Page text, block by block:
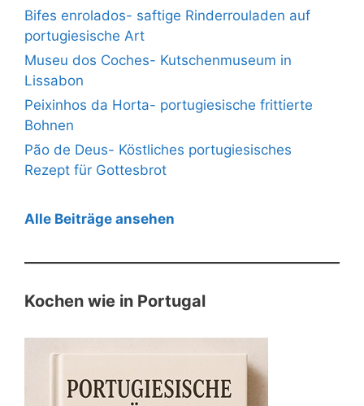
Bifes enrolados- saftige Rinderrouladen auf
portugiesische Art
Museu dos Coches- Kutschenmuseum in
Lissabon
Peixinhos da Horta- portugiesische frittierte
Bohnen
Pão de Deus- Köstliches portugiesisches
Rezept für Gottesbrot
Alle Beiträge ansehen
Kochen wie in Portugal